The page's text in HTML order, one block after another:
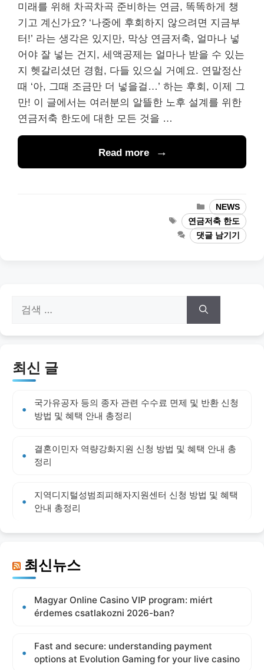
미래를 위해 차곡차곡 준비하는 연금, 똑똑하게 챙
기고 계신가요? ‘나중에 후회하지 않으려면 지금부
터!’ 라는 생각은 있지만, 막상 연금저축, 얼마나 넣
어야 잘 넣는 건지, 세액공제는 얼마나 받을 수 있는
지 헷갈리셨던 경험, 다들 있으실 거예요. 연말정산
때 ‘아, 그때 조금만 더 넣을걸…’ 하는 후회, 이제 그
만! 이 글에서는 여러분의 알뜰한 노후 설계를 위한
연금저축 한도에 대한 모든 것을 …
Read more
카
테
고
리
NEWS
태
그
연금저축 한도
댓글 남기기
색:
최신 글
국가유공자 등의 종자 관련 수수료 면제 및 반환 신청
방법 및 혜택 안내 총정리
결혼이민자 역량강화지원 신청 방법 및 혜택 안내 총
정리
지역디지털성범죄피해자지원센터 신청 방법 및 혜택
안내 총정리
최신뉴스
Magyar Online Casino VIP program: miért
érdemes csatlakozni 2026-ban?
Fast and secure: understanding payment
options at Evolution Gaming for your live casino